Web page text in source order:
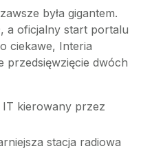
była gigantem.
a oficjalny start portalu
ciekawe, Interia
przedsięwzięcie dwóch
kierowany przez
stacja radiowa